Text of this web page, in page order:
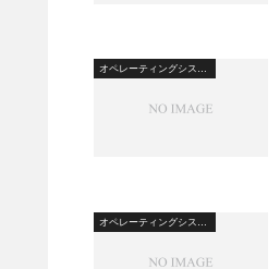
オペレーティングシステム